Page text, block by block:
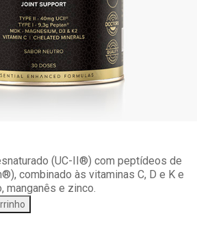
(UC-II®) com peptídeos de
combinado às vitaminas C, D e K e
manganês e zinco.